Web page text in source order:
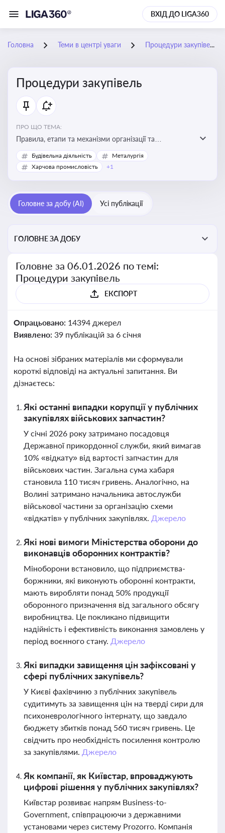
ВХІД ДО LIGA360
Головна Теми в центрі уваги Процедури закупівель
Процедури закупівель
ПРО ЩО ТЕМА:
Правила, етапи та механізми організації та
проведення закупівель товарів, робіт та послуг за
державні чи публічні кошти
Будівельна діяльність
Металургія
Харчова промисловість
+1
Головне за добу (AI) Усі публікації
ГОЛОВНЕ ЗА ДОБУ
Головне за 06.01.2026 по темі:
Процедури закупівель
ЕКСПОРТ
Опрацьовано: 14394 джерел
Виявлено: 39 публікацій за 6 січня
На основі зібраних матеріалів ми сформували
короткі відповіді на актуальні запитання. Ви
дізнаєтесь:
Які останні випадки корупції у публічних
закупівлях військових запчастин?
У січні 2026 року затримано посадовця
Державної прикордонної служби, який вимагав
10% «відкату» від вартості запчастин для
військових частин. Загальна сума хабаря
становила 110 тисяч гривень. Аналогічно, на
Волині затримано начальника автослужби
військової частини за організацію схеми
«відкатів» у публічних закупівлях. Джерело
Які нові вимоги Міністерства оборони до
виконавців оборонних контрактів?
Міноборони встановило, що підприємства-
боржники, які виконують оборонні контракти,
мають виробляти понад 50% продукції
оборонного призначення від загального обсягу
виробництва. Це покликано підвищити
надійність і ефективність виконання замовлень у
період воєнного стану. Джерело
Які випадки завищення цін зафіксовані у
сфері публічних закупівель?
У Києві фахівчиню з публічних закупівель
судитимуть за завищення цін на тверді сири для
психоневрологічного інтернату, що завдало
бюджету збитків понад 560 тисяч гривень. Це
свідчить про необхідність посилення контролю
за закупівлями. Джерело
Як компанії, як Київстар, впроваджують
цифрові рішення у публічних закупівлях?
Київстар розвиває напрям Business-to-
Government, співпрацюючи з державними
установами через систему Prozorro. Компанія